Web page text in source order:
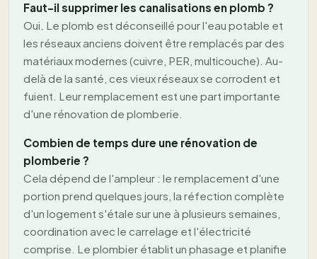
Faut-il supprimer les canalisations en plomb ?
Oui. Le plomb est déconseillé pour l'eau potable et
les réseaux anciens doivent être remplacés par des
matériaux modernes (cuivre, PER, multicouche). Au-
delà de la santé, ces vieux réseaux se corrodent et
fuient. Leur remplacement est une part importante
d'une rénovation de plomberie.
Combien de temps dure une rénovation de
plomberie ?
Cela dépend de l'ampleur : le remplacement d'une
portion prend quelques jours, la réfection complète
d'un logement s'étale sur une à plusieurs semaines,
coordination avec le carrelage et l'électricité
comprise. Le plombier établit un phasage et planifie